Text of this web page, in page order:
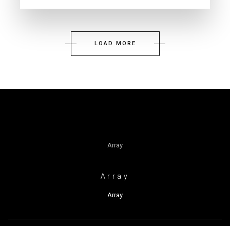
LOAD MORE
Array
Array
Array